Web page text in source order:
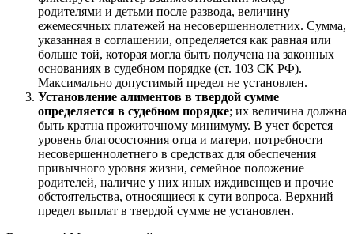
родителями и детьми после развода, величину
ежемесячных платежей на несовершеннолетних. Сумма,
указанная в соглашении, определяется как равная или
больше той, которая могла быть получена на законных
основаниях в судебном порядке (ст. 103 СК РФ).
Максимально допустимый предел не установлен.
Установление алиментов в твердой сумме
определяется в судебном порядке; их величина должна
быть кратна прожиточному минимуму. В учет берется
уровень благосостояния отца и матери, потребности
несовершеннолетнего в средствах для обеспечения
привычного уровня жизни, семейное положение
родителей, наличие у них иных иждивенцев и прочие
обстоятельства, относящиеся к сути вопроса. Верхний
предел выплат в твердой сумме не установлен.